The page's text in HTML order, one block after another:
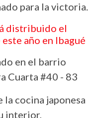
para la victoria.
distribuido el
año en Ibagué
en el barrio
Cuarta #40 - 83
cocina japonesa
interior,